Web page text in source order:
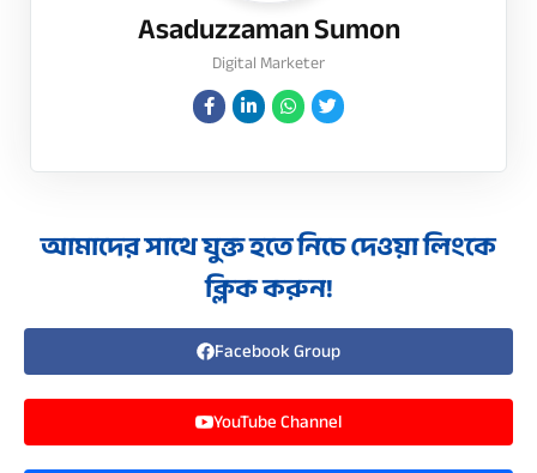
Asaduzzaman Sumon
Digital Marketer
আমাদের সাথে যুক্ত হতে নিচে দেওয়া লিংকে
ক্লিক করুন!
Facebook Group
YouTube Channel